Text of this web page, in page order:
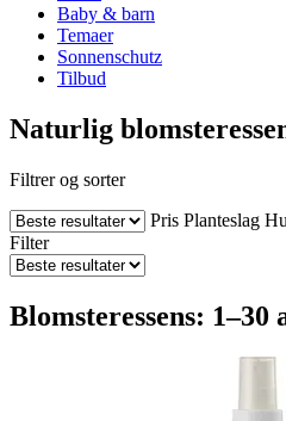
Baby & barn
Temaer
Sonnenschutz
Tilbud
Naturlig
Filtrer og sorter
Pris Planteslag
Filter
Blomsteressens: 1–30